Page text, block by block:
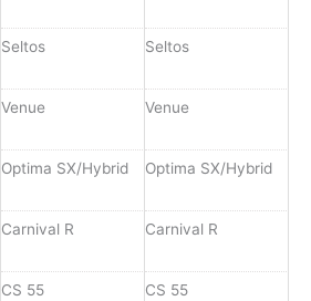
Seltos Seltos
Venue Venue
Optima SX/Hybrid Optima SX/Hybrid
Carnival R Carnival R
CS 55 CS 55